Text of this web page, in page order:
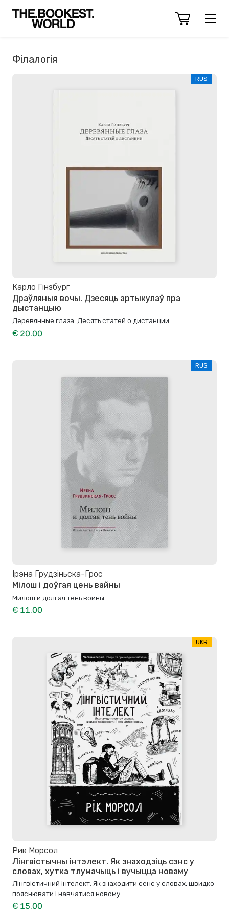
Філалогія
RUS
Карло Гінзбург
Драўляныя вочы. Дзесяць артыкулаў пра
дыстанцыю
Деревянные глаза. Десять статей о дистанции
€ 20.00
RUS
Ірэна Грудзіньска-Грос
Мілош і доўгая цень вайны
Милош и долгая тень войны
€ 11.00
UKR
Рик Морсол
Лінгвістычны інтэлект. Як знаходзіць сэнс у
словах, хутка тлумачыць і вучыцца новаму
Лінгвістичний інтелект. Як знаходити сенс у словах, швидко
пояснювати і навчатися новому
€ 15.00